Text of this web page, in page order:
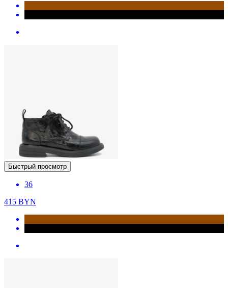
Быстрый просмотр
36
415 BYN